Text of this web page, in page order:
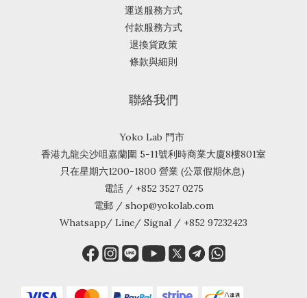
運送服務方式
付款服務方式
退換貨政策
條款與細則
聯絡我們
Yoko Lab 門市
香港九龍尖沙咀嘉蘭圍 5-11號利時商業大廈8樓801室
只在星期六1200-1800 營業 (公眾假期休息)
電話 / +852 3527 0275
電郵 / shop@yokolab.com
Whatsapp/ Line/ Signal / +852 97232423